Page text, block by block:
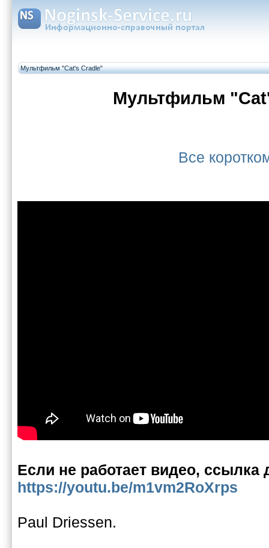
Мультфильм "Cat's Cradle"
Мультфильм
Все
Если не работает видео, ссылка
https://youtu.be/m1vm2RoXrps
Paul Driessen.